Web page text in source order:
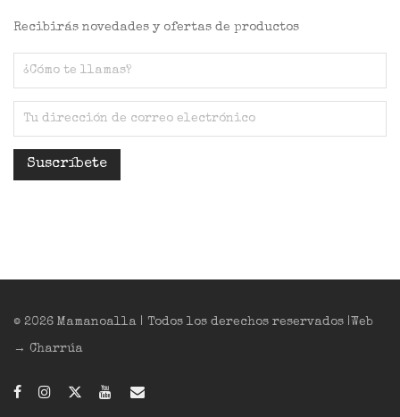
Recibirás novedades y ofertas de productos
© 2026 Mamanoalla | Todos los derechos reservados |Web
→ Charrúa